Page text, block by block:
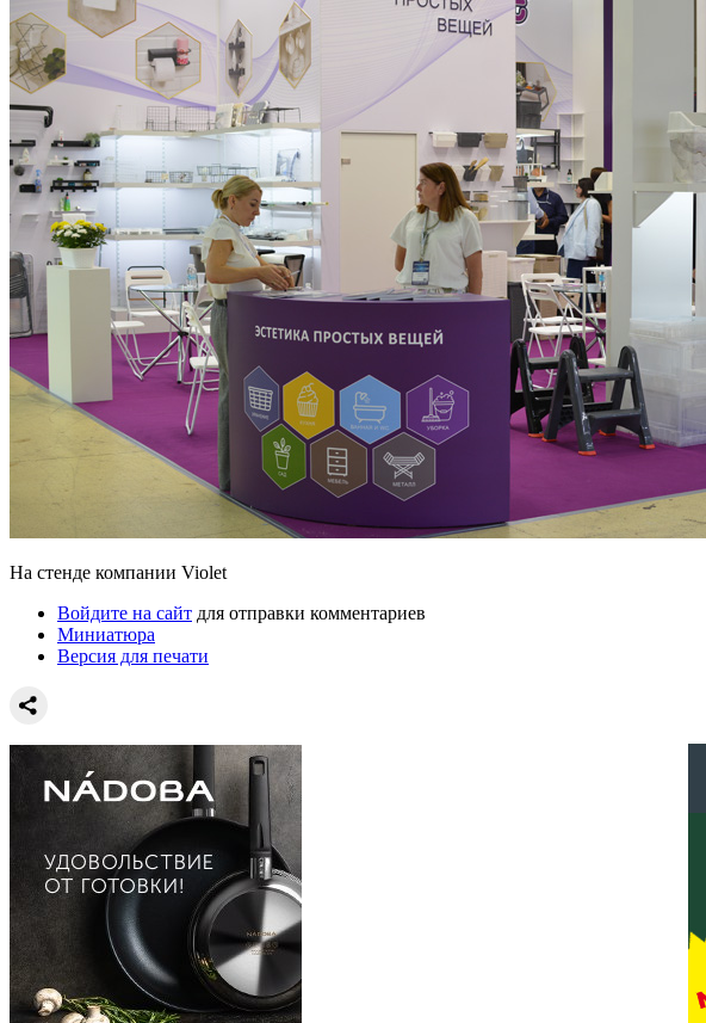
На стенде компании Violet
Войдите на сайт для отправки комментариев
Миниатюра
Версия для печати